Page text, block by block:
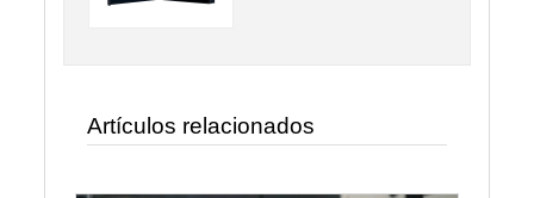
Artículos relacionados